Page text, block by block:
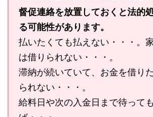
督促連絡を放置しておくと法的
る可能性があります。
払いたくても払えない・・・。
は借りられない・・・。
滞納が続いていて、お金を借り
られない・・・。
給料日や次の入金日まで待って